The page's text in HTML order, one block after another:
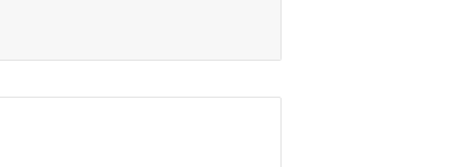
का किया जिक्र